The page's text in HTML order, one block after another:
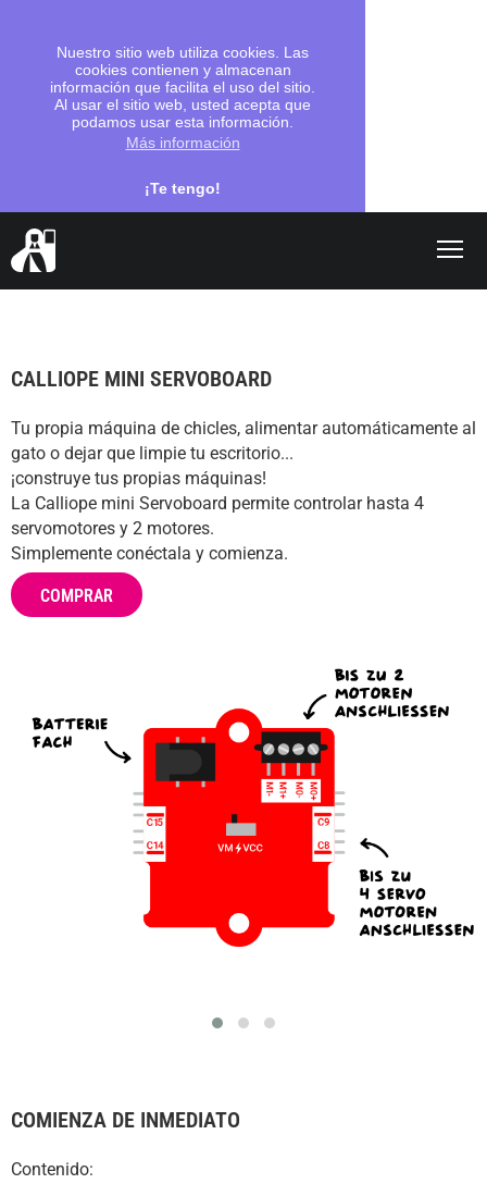
Nuestro sitio web utiliza cookies. Las
cookies contienen y almacenan
información que facilita el uso del sitio.
Al usar el sitio web, usted acepta que
podamos usar esta información.
Más información
¡Te tengo!
Programación
Escuelas
Ayuda
DE EN ES
CALLIOPE MINI SERVOBOARD
Tu propia máquina de chicles, alimentar automáticamente al
gato o dejar que limpie tu escritorio...
¡construye tus propias máquinas!
La Calliope mini Servoboard permite controlar hasta 4
servomotores y 2 motores.
Simplemente conéctala y comienza.
COMPRAR
COMIENZA DE INMEDIATO
Contenido: